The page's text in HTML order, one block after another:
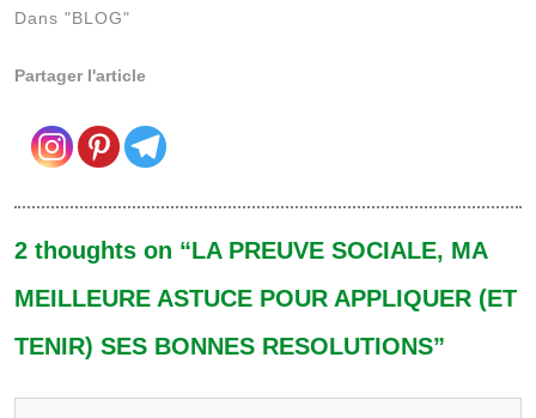
Dans "BLOG"
Partager l'article
2 thoughts on “LA PREUVE SOCIALE, MA
MEILLEURE ASTUCE POUR APPLIQUER (ET
TENIR) SES BONNES RESOLUTIONS”